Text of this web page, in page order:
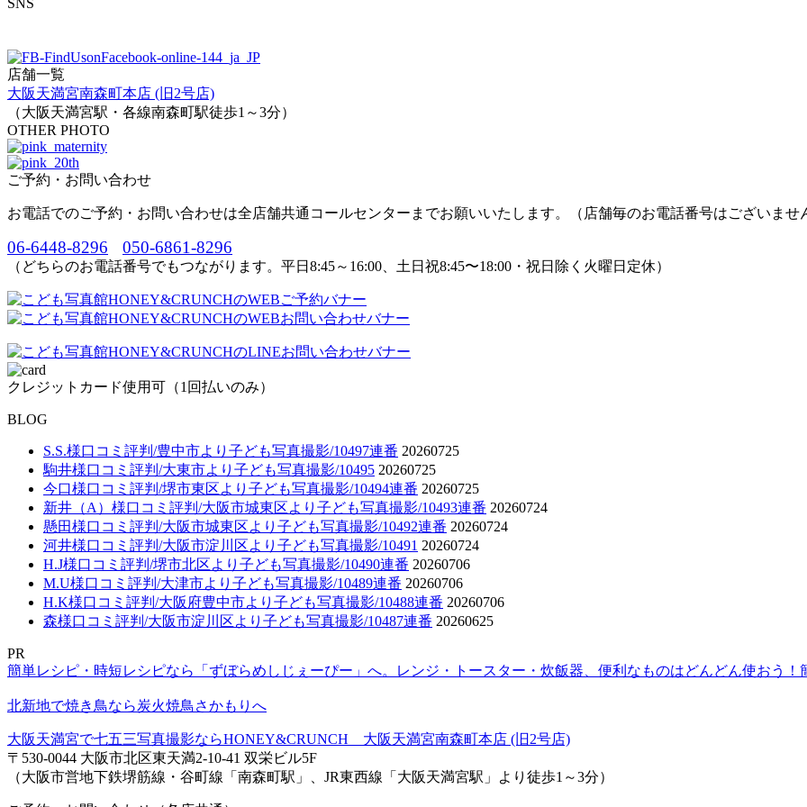
店舗一覧
大阪天満宮南森町本店 (旧2号店)
（大阪天満宮駅・各線南森町駅徒歩1～3分）
OTHER PHOTO
ご予約・お問い合わせ
お電話でのご予約・お問い合わせは全店舗共通コールセンターまでお願いいたします。（店舗毎のお電話番号はございませ
06-6448-8296 050-6861-8296
（どちらのお電話番号でもつながります。平日8:45～16:00、土日祝8:45〜18:00・祝日除く火曜日定休）
クレジットカード使用可（1回払いのみ）
BLOG
S.S.様口コミ評判/豊中市より子ども写真撮影/10497連番 20260725
駒井様口コミ評判/大東市より子ども写真撮影/10495 20260725
今口様口コミ評判/堺市東区より子ども写真撮影/10494連番 20260725
新井（A）様口コミ評判/大阪市城東区より子ども写真撮影/10493連番 20260724
懸田様口コミ評判/大阪市城東区より子ども写真撮影/10492連番 20260724
河井様口コミ評判/大阪市淀川区より子ども写真撮影/10491 20260724
H.J様口コミ評判/堺市北区より子ども写真撮影/10490連番 20260706
M.U様口コミ評判/大津市より子ども写真撮影/10489連番 20260706
H.K様口コミ評判/大阪府豊中市より子ども写真撮影/10488連番 20260706
森様口コミ評判/大阪市淀川区より子ども写真撮影/10487連番 20260625
PR
簡単レシピ・時短レシピなら「ずぼらめしじぇーぴー」へ。レンジ・トースター・炊飯器、便利なものはどんどん使おう！
北新地で焼き鳥なら炭火焼鳥さかもりへ
大阪天満宮で七五三写真撮影ならHONEY&CRUNCH 大阪天満宮南森町本店 (旧2号店)
〒530-0044 大阪市北区東天満2-10-41 双栄ビル5F
（大阪市営地下鉄堺筋線・谷町線「南森町駅」、JR東西線「大阪天満宮駅」より徒歩1～3分）